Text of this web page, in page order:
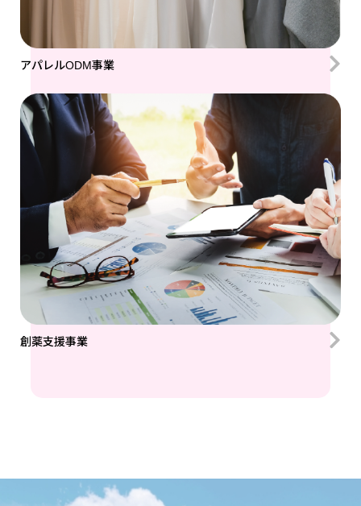
アパレルODM事業
創薬⽀援事業